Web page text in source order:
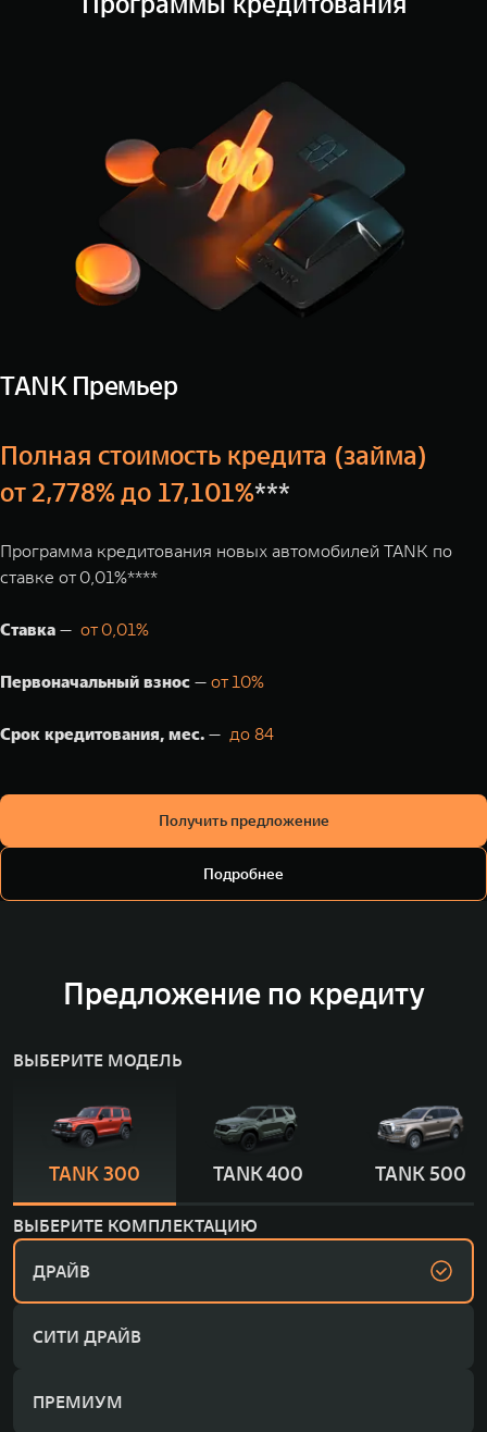
TANK Премьер
Полная стоимость кредита (займа)
от 2,778% до 17,101%***
Программа кредитования новых автомобилей TANK по
ставке от 0,01%****
Ставка — от 0,01%
Первоначальный взнос — от 10%
Срок кредитования, мес. — до 84
Получить предложение
Подробнее
Предложение по кредиту
ВЫБЕРИТЕ МОДЕЛЬ
TANK 300 TANK 400 TANK 500
ВЫБЕРИТЕ КОМПЛЕКТАЦИЮ
ДРАЙВ
СИТИ ДРАЙВ
ПРЕМИУМ